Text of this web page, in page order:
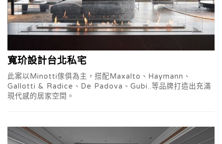
寬玠設計台北私宅
此案以Minotti傢俱為主，搭配Maxalto、Haymann、
Gallotti & Radice、De Padova、Gubi..等品牌打造出充滿
現代感的居家空間。